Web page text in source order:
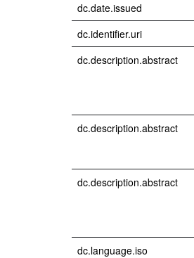
dc.date.issued
dc.identifier.uri
dc.description.abstract
dc.description.abstract
dc.description.abstract
dc.language.iso